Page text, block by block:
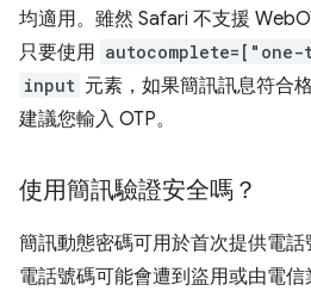
均適用。雖然 Safari 不支援
只要使用
input 元素，如果簡訊訊息符合
建議您輸入 OTP。
使用簡訊驗證安全嗎？
簡訊動態密碼可用於首次提供電
電話號碼可能會遭到盜用或由電